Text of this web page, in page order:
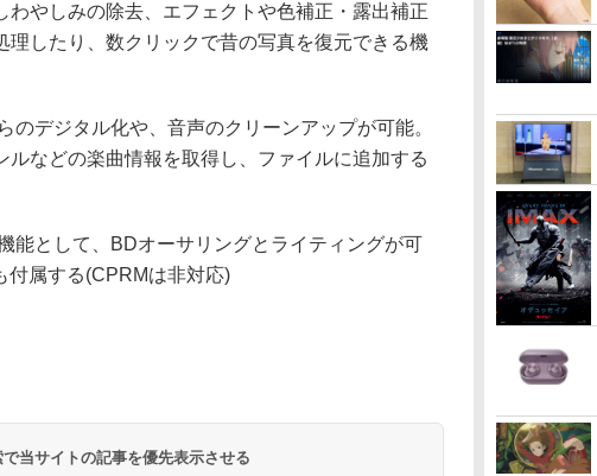
やしみの除去、エフェクトや色補正・露出補正
理したり、数クリックで昔の写真を復元できる機
デジタル化や、音声のクリーンアップが可能。
などの楽曲情報を取得し、ファイルに追加する
として、BDオーサリングとライティングが可
付属する(CPRMは非対応)
当サイトの記事を優先表示させる